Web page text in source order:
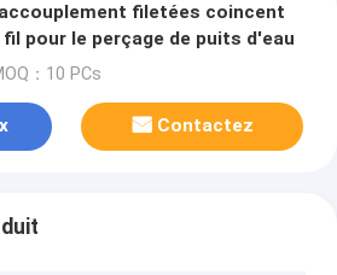
filetées coincent
fil pour le perçage de puits d'eau
：10 PCs
Contactez